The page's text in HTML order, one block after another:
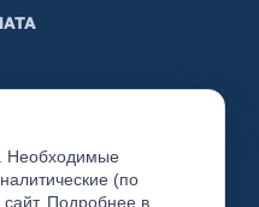
Необходимые
(по
Подробнее в